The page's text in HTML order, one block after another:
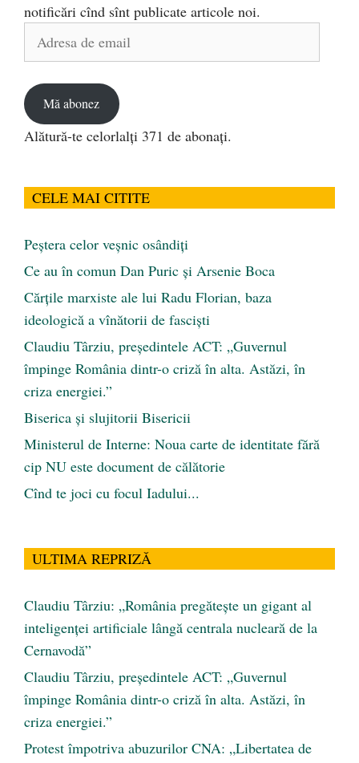
notificări cînd sînt publicate articole noi.
Mă abonez
Alătură-te celorlalți 371 de abonați.
CELE MAI CITITE
Peştera celor veşnic osândiţi
Ce au în comun Dan Puric şi Arsenie Boca
Cărţile marxiste ale lui Radu Florian, baza
ideologică a vînătorii de fascişti
Claudiu Târziu, președintele ACT: „Guvernul
împinge România dintr-o criză în alta. Astăzi, în
criza energiei.”
Biserica și slujitorii Bisericii
Ministerul de Interne: Noua carte de identitate fără
cip NU este document de călătorie
Cînd te joci cu focul Iadului...
ULTIMA REPRIZĂ
Claudiu Târziu: „România pregătește un gigant al
inteligenței artificiale lângă centrala nucleară de la
Cernavodă”
Claudiu Târziu, președintele ACT: „Guvernul
împinge România dintr-o criză în alta. Astăzi, în
criza energiei.”
Protest împotriva abuzurilor CNA: „Libertatea de